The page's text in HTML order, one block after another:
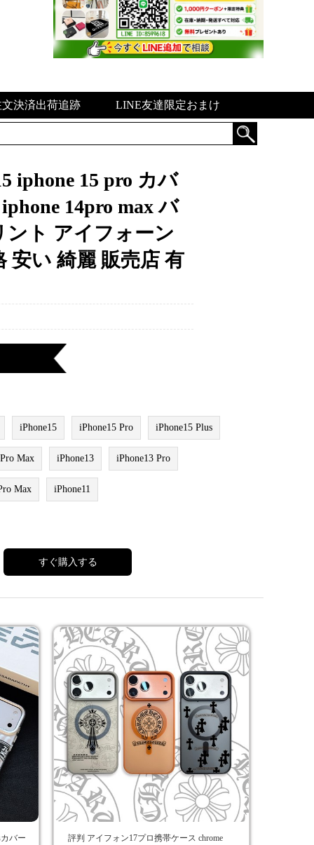
文決済出荷追跡 LINE友達限定おまけ
iphone 15 pro カバ
14pro max バ
ント アイフォーン
安い 綺麗 販売店 有
iPhone15 iPhone15 Pro iPhone15 Plus
Max iPhone13 iPhone13 Pro
Max iPhone11
すぐ購入する
バー
評判 アイフォン17プロ携帯ケース chrome